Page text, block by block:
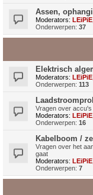
Assen,
Moderators: LEiPiE
Onderwerpen: 37
Elektrisch
Moderators: LEiPiE
Onderwerpen: 113
Vragen over accu's
Moderators: LEiPiE
Onderwerpen: 16
Kabelboom /
Vragen over het
gaat
Moderators: LEiPiE
Onderwerpen: 7